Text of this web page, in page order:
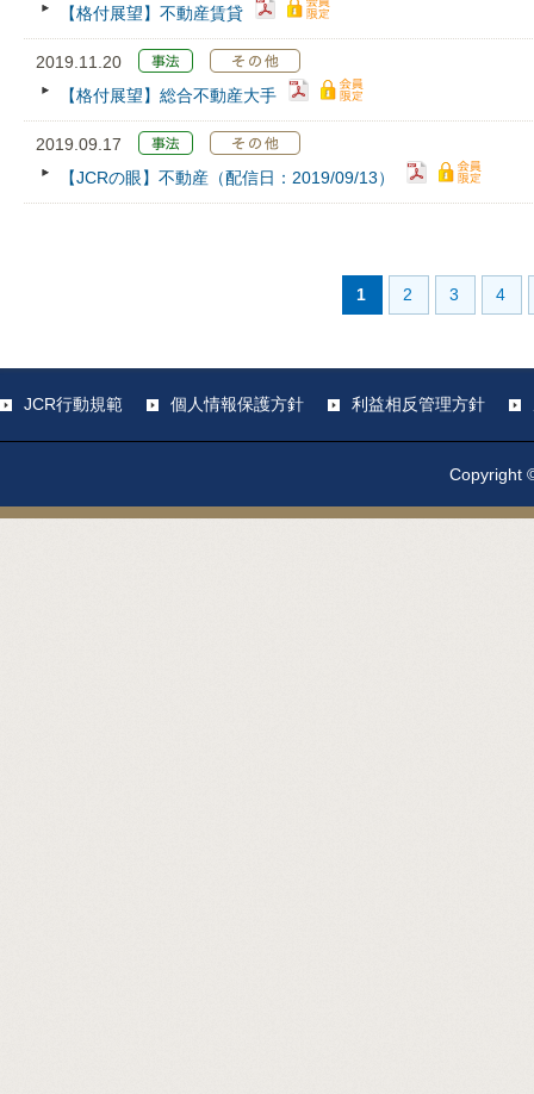
【格付展望】不動産賃貸
2019.11.20
【格付展望】総合不動産大手
2019.09.17
【JCRの眼】不動産（配信日：2019/09/13）
1 2 3 4
JCR行動規範 個人情報保護方針 利益相反管理方針
Copyright